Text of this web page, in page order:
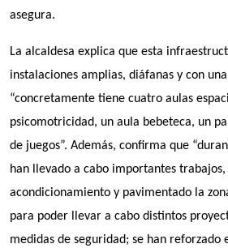
asegura.
La alcaldesa explica que esta
instalaciones amplias, diáfanas y con
“concretamente tiene cuatro aulas
psicomotricidad, un aula bebeteca, un
de juegos”. Además, confirma que
han llevado a cabo importantes trabajos,
acondicionamiento y pavimentado la
para poder llevar a cabo distintos
medidas de seguridad; se han reforzado